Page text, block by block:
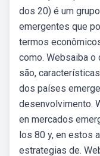
dos 20) é um
emergentes que
termos
como. Websaiba
são,
dos países
desenvolvimento.
en mercados
los 80 y, en estos
estrategias de.